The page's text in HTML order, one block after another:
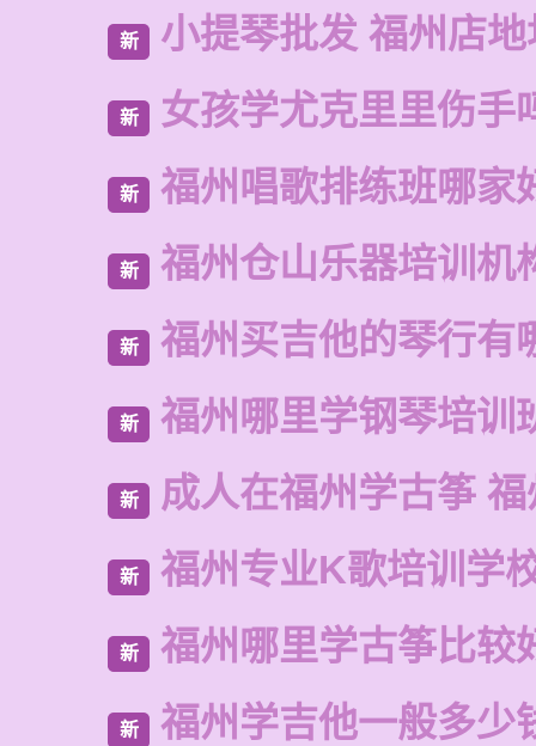
新 小提琴批发 福州店
新 女孩学尤克里里伤手
新 福州唱歌排练班哪家
新 福州仓山乐器培训机
新 福州买吉他的琴行有
新 福州哪里学钢琴培训
新 成人在福州学古筝
新 福州专业K歌培训学
新 福州哪里学古筝比较
新 福州学吉他一般多少